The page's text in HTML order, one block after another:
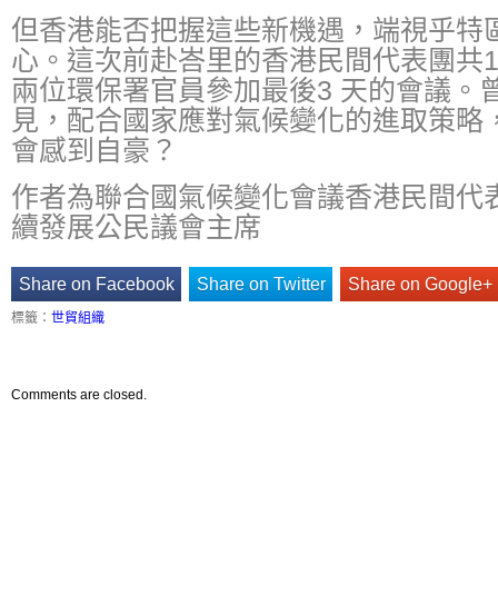
但香港能否把握這些新機遇，端視乎特
心。這次前赴峇里的香港民間代表團共
兩位環保署官員參加最後3 天的會議。
見，配合國家應對氣候變化的進取策略
會感到自豪？
作者為聯合國氣候變化會議香港民間代
續發展公民議會主席
Share on Facebook Share on Twitter Share on Google+
標籤： 世貿組織
Comments are closed.